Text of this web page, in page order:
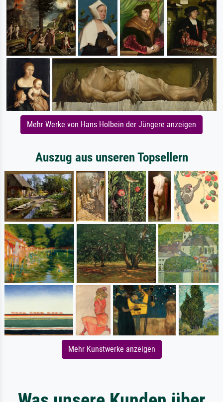
Mehr Werke von Hans Holbein der Jüngere anzeigen
Auszug aus unseren Topsellern
Mehr Kunstwerke anzeigen